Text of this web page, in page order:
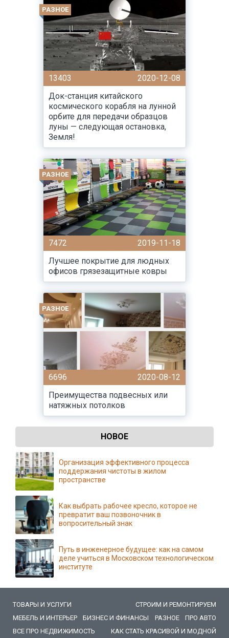
РАЗНОЕ
13403
2020-12-08
Док-станция китайского
космического корабля на лунной
орбите для передачи образцов
луны — следующая остановка,
Земля!
РАЗНОЕ
7472
2019-11-18
Лучшее покрытие для людных
офисов грязезащитные ковры
РАЗНОЕ
6696
2020-08-12
Преимущества подвесных или
натяжных потолков
НОВОЕ
Организация эффективного процесса
поддержания чистоты в жилом
пространстве
Как выбрать рабочее кресло, которое не
превратит ваш позвоночник в
вопросительный знак
Путь в инженерное будущее: как на самом
деле учиться в Московском технологическом
институте
ТОВАРЫ И УСЛУГИ
СТРОИМ И РЕМОНТИРУЕМ
МЕБЕЛЬ И ИНТЕРЬЕР
БИЗНЕС И ФИНАНСЫ РАЗНОЕ
ПРО АВТО
ВСЕ ПРО НЕДВИЖИМОСТЬ
КАК СТАТЬ КРАСИВОЙ И МОДНОЙ